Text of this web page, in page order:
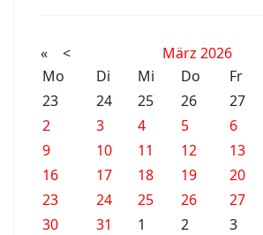
« < März 2026
Mo
Di Mi Do Fr
23
24 25 26 27
2
3 4 5 6
9
10 11 12 13
16
17 18 19 20
23
24 25 26 27
30
31 1 2 3